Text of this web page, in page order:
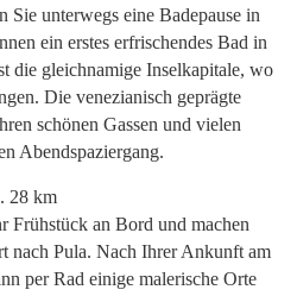
Sie unterwegs eine Badepause in
ein erstes erfrischendes Bad in
die gleichnamige Inselkapitale, wo
Die venezianisch geprägte
schönen Gassen und vielen
Abendspaziergang.
28 km
Frühstück an Bord und machen
nach Pula. Nach Ihrer Ankunft am
per Rad einige malerische Orte